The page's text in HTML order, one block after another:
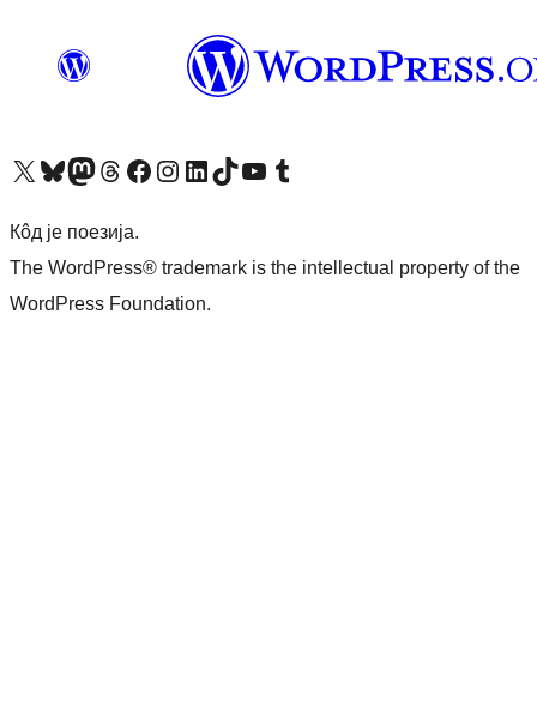
Visit our X (formerly Twitter) account
Посетите наш Bluesky налог
Visit our Mastodon account
Посетите наш налог на Threads-у Visit our Facebook pageПосетите наш Инстаграм налог
Visit our LinkedIn account
Посетите наш TikTok налог
Visit our YouTube channel
Посетите наш Tumblr налог
Кôд је поезија.
The WordPress® trademark is the intellectual property of the
WordPress Foundation.